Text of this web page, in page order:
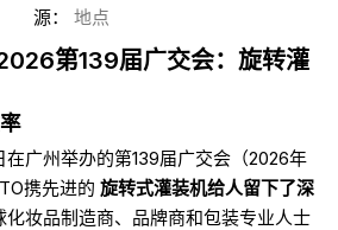
源： 地点
第139届广交会：旋转灌
在广州举办的第139届广交会（2026年
携先进的 旋转式灌装机给人留下了深
化妆品制造商、品牌商和包装专业人士